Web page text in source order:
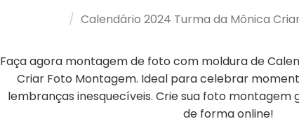
Calendário 2024 Turma da Mônica
Faça agora montagem de foto com moldura de
Criar Foto Montagem. Ideal para celebrar
lembranças inesquecíveis. Crie sua foto montagem
de forma online!